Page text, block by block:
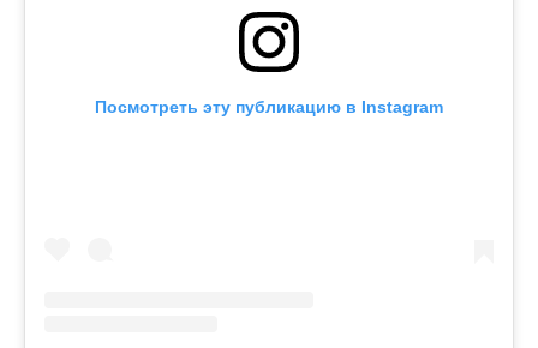
Посмотреть эту публикацию в Instagram